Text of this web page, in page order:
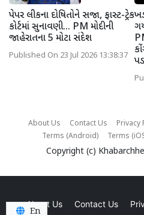
પેપર લીકના દોષિતોને સજા, ફાસ્ટ-ટ્રેક
કોર્ટમાં સુનાવણી... PM મોદીની
જાહેરાતના 5 મોટા સંદેશ
Published On 23 Jul 2026 13:38:37
About Us Contact Us Privacy
Terms (Android)
Terms
Copyright (c) Khabarchhe
About Us Contact Us
En